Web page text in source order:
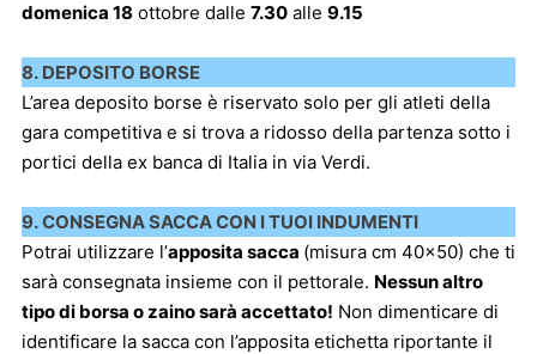
domenica 18 ottobre dalle 7.30 alle 9.15
8. DEPOSITO BORSE
L’area deposito borse è riservato solo per gli atleti della
gara competitiva e si trova a ridosso della partenza sotto i
portici della ex banca di Italia in via Verdi.
9. CONSEGNA SACCA CON I TUOI INDUMENTI
Potrai utilizzare l’apposita sacca (misura cm 40×50) che ti
sarà consegnata insieme con il pettorale. Nessun altro
tipo di borsa o zaino sarà accettato! Non dimenticare di
identificare la sacca con l’apposita etichetta riportante il